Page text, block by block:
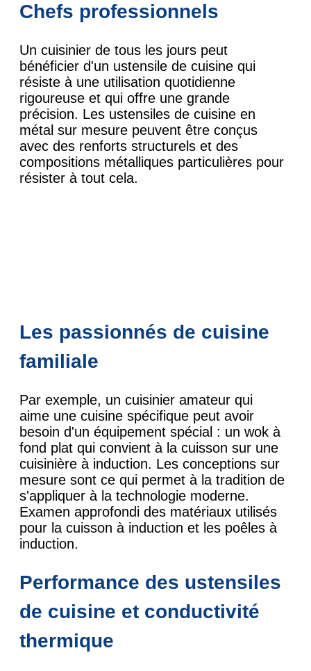
Chefs professionnels
Un cuisinier de tous les jours peut
bénéficier d'un ustensile de cuisine qui
résiste à une utilisation quotidienne
rigoureuse et qui offre une grande
précision. Les ustensiles de cuisine en
métal sur mesure peuvent être conçus
avec des renforts structurels et des
compositions métalliques particulières pour
résister à tout cela.
Les passionnés de cuisine
familiale
Par exemple, un cuisinier amateur qui
aime une cuisine spécifique peut avoir
besoin d'un équipement spécial : un wok à
fond plat qui convient à la cuisson sur une
cuisinière à induction. Les conceptions sur
mesure sont ce qui permet à la tradition de
s'appliquer à la technologie moderne.
Examen approfondi des matériaux utilisés
pour la cuisson à induction et les poêles à
induction.
Performance des ustensiles
de cuisine et conductivité
thermique